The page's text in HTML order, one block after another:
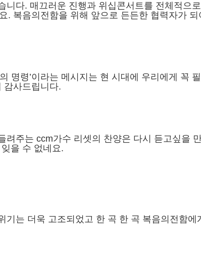
다. 매끄러운 진행과 위십콘서트를 전체적으로
. 복음의전함을 위해 앞으로 든든한 협력자가 되
명령’이라는 메시지는 현 시대에 우리에게 꼭
감사드립니다.
려주는 ccm가수 리셋의 찬양은 다시 듣고싶을
을 수 없네요.
는 더욱 고조되었고 한 곡 한 곡 복음의전함에